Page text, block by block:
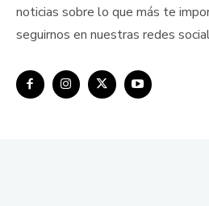
noticias sobre lo que más te
seguirnos en nuestras redes